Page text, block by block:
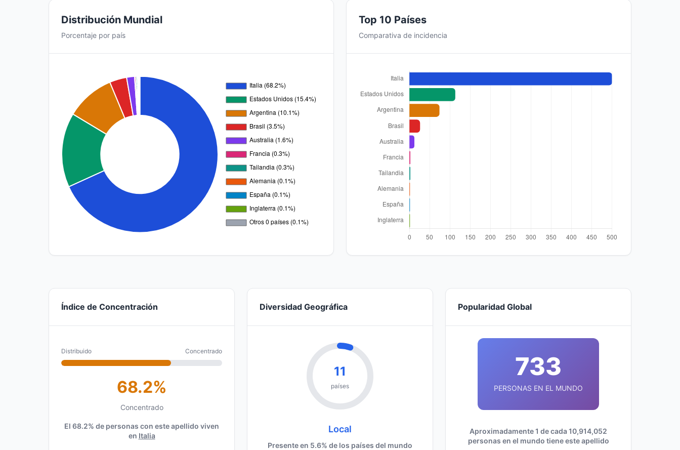
Distribución Mundial
Porcentaje por país
Top 10 Países
Comparativa de incidencia
Índice de Concentración
Distribuido Concentrado
68.2%
Concentrado
El 68.2% de personas con este apellido viven
en Italia
Diversidad Geográfica
11
países
Local
Presente en 5.6% de los países del mundo
Popularidad Global
733
PERSONAS EN EL MUNDO
Aproximadamente 1 de cada 10,914,052
personas en el mundo tiene este apellido